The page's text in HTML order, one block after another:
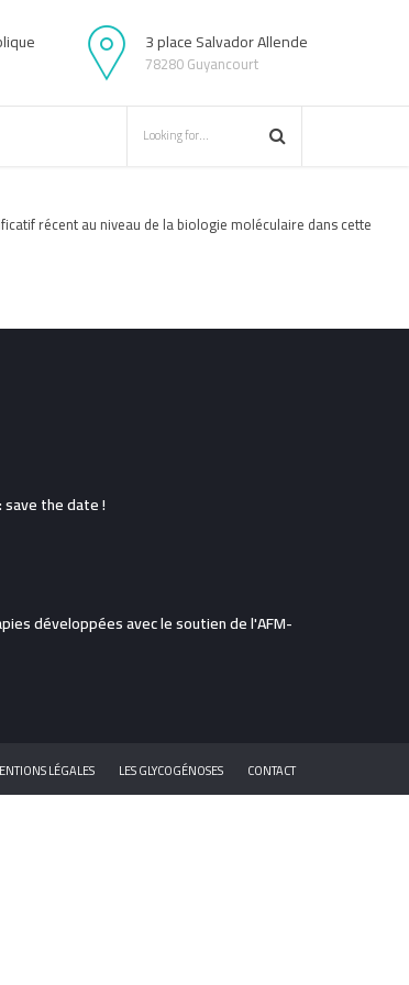
3 place Salvador Allende
78280 Guyancourt
récent au niveau de la biologie moléculaire dans cette
the date !
développées avec le soutien de l'AFM-
LÉGALES LES GLYCOGÉNOSES CONTACT